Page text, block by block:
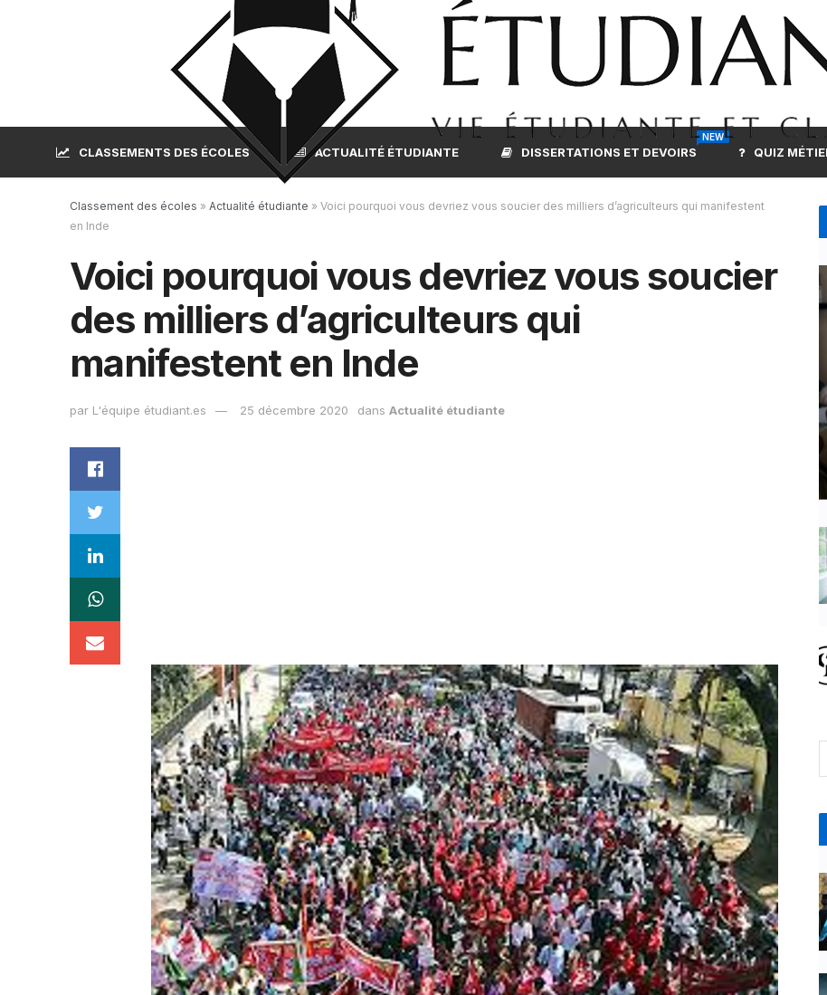
CLASSEMENTS DES ÉCOLES ACTUALITÉ ÉTUDIANTE DISSERTATIONS ET DEVOIRS
NEW
QUIZ
Classement des écoles » Actualité étudiante » Voici pourquoi vous devriez vous soucier des milliers d’agriculteurs qui manifestent
en Inde
Voici pourquoi vous devriez vous soucier
des milliers d’agriculteurs qui
manifestent en Inde
par L'équipe étudiant.es 25 décembre 2020 dans Actualité étudiante